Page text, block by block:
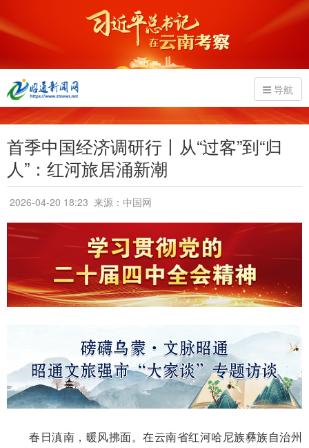
导航
首季中国经济调研行丨从“过客”到“归
人”：红河旅居涌新潮
2026-04-20 18:23 来源：中国网
春日滇南，暖风拂面。在云南省红河哈尼族彝族自治州